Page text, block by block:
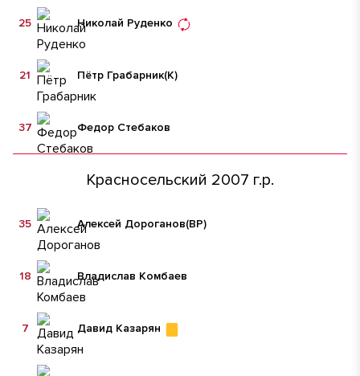
Николай Руденко
25
Пётр Грабарник(К)
21
Федор Стебаков
37
Красносельский 2007 г.р.
Алексей Дороганов(ВР)
35
Владислав Комбаев
18
Давид Казарян
7